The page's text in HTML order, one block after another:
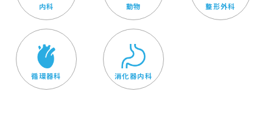
内科 動物 整形外科
循環器科 消化器内科